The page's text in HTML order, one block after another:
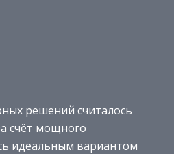
решений считалось
счёт мощного
идеальным вариантом